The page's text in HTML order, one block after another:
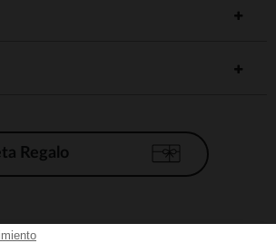
Regalo
generales de venta